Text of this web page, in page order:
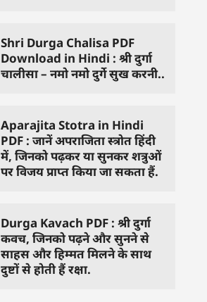
Shri Durga Chalisa PDF
Download in Hindi : श्री दुर्गा
चालीसा – नमो नमो दुर्गे सुख करनी..
Aparajita Stotra in Hindi
PDF : जानें अपराजिता स्त्रोत हिंदी
में, जिनको पढ़कर या सुनकर शत्रुओं
पर विजय प्राप्त किया जा सकता हैं.
Durga Kavach PDF : श्री दुर्गा
कवच, जिनको पढ़ने और सुनने से
साहस और हिम्मत मिलने के साथ
दुष्टों से होती हैं रक्षा.